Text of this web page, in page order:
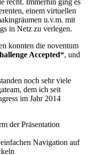
einem virtuellen
u.v.m. mit
in Netz zu verlegen.
konnten die noventum
Accepted“, und
noch sehr viele
dem ich seit
im Jahr 2014
der Präsentation
Navigation auf